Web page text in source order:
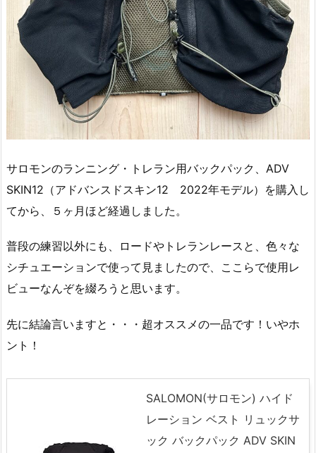
サロモンのランニング・トレラン用バックパック、ADV
SKIN12（アドバンスドスキン12 2022年モデル）を購入し
てから、５ヶ月ほど経過しました。
普段の練習以外にも、ロードやトレランレースと、色々な
シチュエーションで使って見ましたので、ここらで使用レ
ビューなんぞを綴ろうと思います。
先に結論言いますと・・・超オススメの一品です！いやホ
ント！
SALOMON(サロモン) ハイド
レーション ベスト リュックサ
ック バックパック ADV SKIN